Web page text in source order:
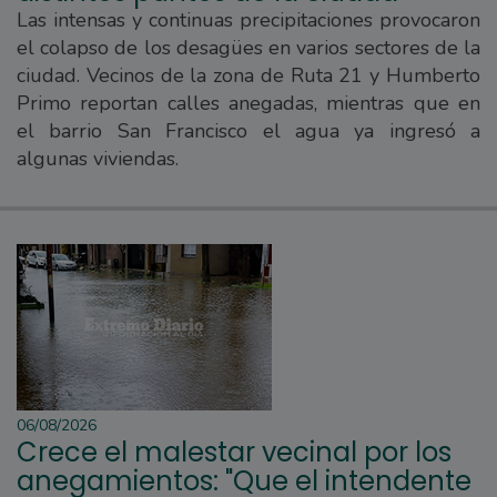
Las intensas y continuas precipitaciones provocaron
el colapso de los desagües en varios sectores de la
ciudad. Vecinos de la zona de Ruta 21 y Humberto
Primo reportan calles anegadas, mientras que en
el barrio San Francisco el agua ya ingresó a
algunas viviendas.
06/08/2026
Crece el malestar vecinal por los
anegamientos: "Que el intendente